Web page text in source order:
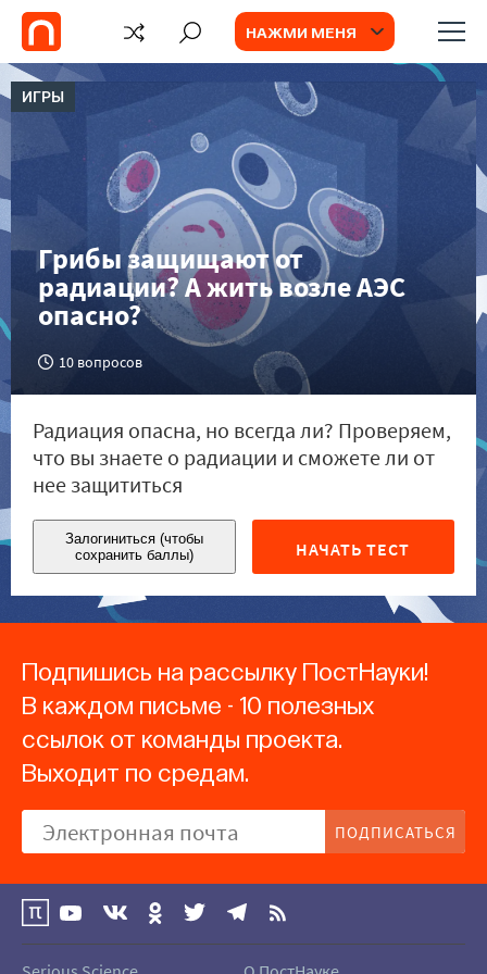
НАЖМИ МЕНЯ
ИГРЫ
Грибы защищают от
радиации? А жить возле АЭС
опасно?
10 вопросов
Радиация опасна, но всегда ли? Проверяем,
что вы знаете о радиации и сможете ли от
нее защититься
Залогиниться (чтобы
сохранить баллы)
НАЧАТЬ ТЕСТ
Подпишись на рассылку ПостНауки!
В каждом письме - 10 полезных
ссылок от команды проекта.
Выходит по средам.
ПОДПИСАТЬСЯ